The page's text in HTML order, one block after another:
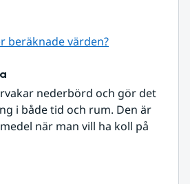
beräknade värden?
nederbörd och gör det
i både tid och rum. Den är
när man vill ha koll på